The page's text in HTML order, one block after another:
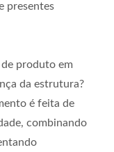
presentes
produto em
da estrutura?
é feita de
combinando